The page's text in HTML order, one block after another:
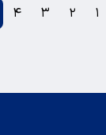
۱ ۲ ۳ ۴